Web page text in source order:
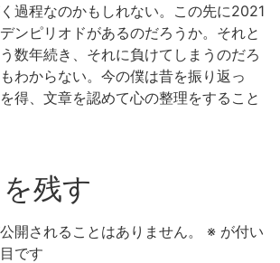
過程なのかもしれない。この先に2021
ンピリオドがあるのだろうか。それと
数年続き、それに負けてしまうのだろ
わからない。今の僕は昔を振り返っ
得、文章を認めて心の整理をすること
残す
開されることはありません。 ※ が付い
です